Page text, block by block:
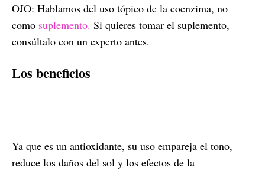
OJO: Hablamos del uso tópico de la coenzima, no
como suplemento. Si quieres tomar el suplemento,
consúltalo con un experto antes.
Los beneficios
Ya que es un antioxidante, su uso empareja el tono,
reduce los daños del sol y los efectos de la